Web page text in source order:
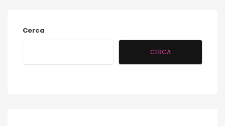
Cerca
CERCA